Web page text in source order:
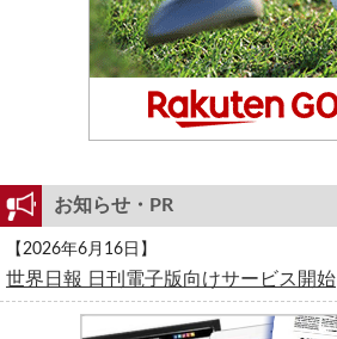
お知らせ・PR
【2026年6月16日】
世界日報 日刊電子版向けサービス開始